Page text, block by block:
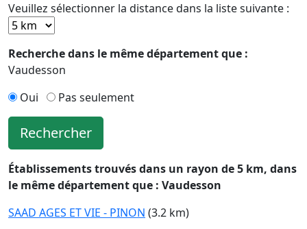
Veuillez sélectionner la distance dans la liste suivante :
Recherche dans le même département que :
Vaudesson
Oui
Pas seulement
Rechercher
Établissements trouvés dans un rayon de 5 km, dans
le même département que : Vaudesson
SAAD AGES ET VIE - PINON (3.2 km)